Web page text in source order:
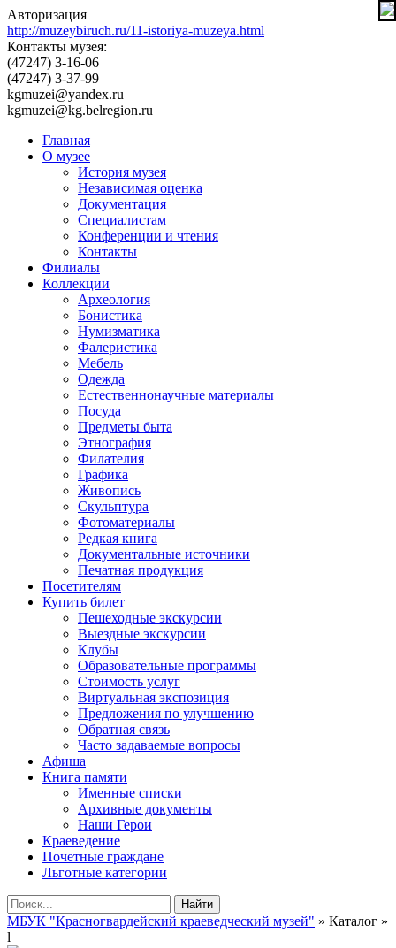
Авторизация
http://muzeybiruch.ru/11-istoriya-muzeya.html
Контакты музея:
(47247) 3-16-06
(47247) 3-37-99
kgmuzei@yandex.ru
kgmuzei@kg.belregion.ru
Главная
О музее
История музея
Независимая оценка
Документация
Специалистам
Конференции и чтения
Контакты
Филиалы
Коллекции
Археология
Бонистика
Нумизматика
Фалеристика
Мебель
Одежда
Естественнонаучные материалы
Посуда
Предметы быта
Этнография
Филателия
Графика
Живопись
Скульптура
Фотоматериалы
Редкая книга
Документальные источники
Печатная продукция
Посетителям
Купить билет
Пешеходные экскурсии
Выездные экскурсии
Клубы
Образовательные программы
Стоимость услуг
Виртуальная экспозиция
Предложения по улучшению
Обратная связь
Часто задаваемые вопросы
Афиша
Книга памяти
Именные списки
Архивные документы
Наши Герои
Краеведение
Почетные граждане
Льготные категории
Найти
МБУК "Красногвардейский краеведческий музей" » Каталог »
l